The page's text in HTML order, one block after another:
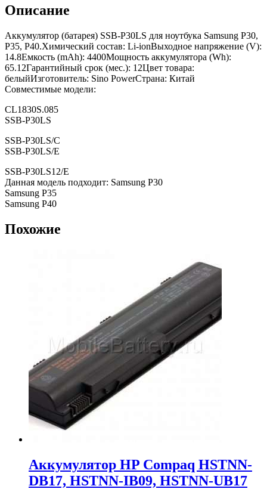
Описание
Аккумулятор (батарея) SSB-P30LS для ноутбука Samsung P30,
P35, P40.Химический состав: Li-ionВыходное напряжение (V):
14.8Емкость (mAh): 4400Мощность аккумулятора (Wh):
65.12Гарантийный срок (мес.): 12Цвет товара:
белыйИзготовитель: Sino PowerСтрана: Китай
Совместимые модели:
CL1830S.085
SSB-P30LS
SSB-P30LS/C
SSB-P30LS/E
SSB-P30LS12/E
Данная модель подходит: Samsung P30
Samsung P35
Samsung P40
Похожие
Аккумулятор HP Compaq HSTNN-
DB17, HSTNN-IB09, HSTNN-UB17